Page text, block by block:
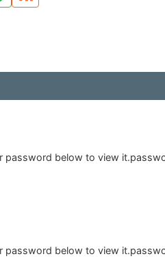
password below to view
password below to view